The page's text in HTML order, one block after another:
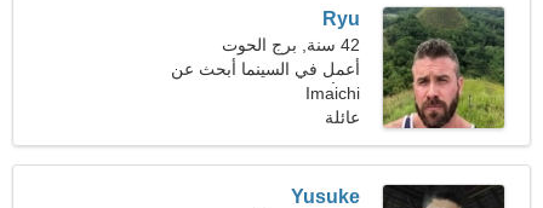
Ryu
42 سنة, برج الحوت
أعمل في السينما أبحث عن
امرأة ودودة
Imaichi
عائلة
Yusuke